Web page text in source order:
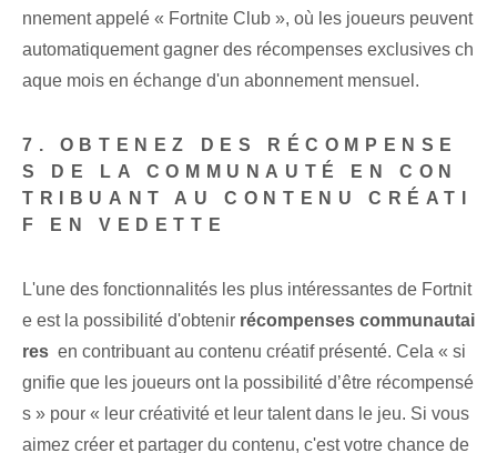
nnement appelé « Fortnite Club », où les joueurs peuvent
automatiquement gagner des récompenses exclusives ch
aque mois en échange d'un abonnement mensuel.
7. OBTENEZ DES RÉCOMPENSE
S DE LA COMMUNAUTÉ EN CON
TRIBUANT AU CONTENU CRÉATI
F EN VEDETTE
L'une des fonctionnalités les plus intéressantes de Fortnit
e est la possibilité d'obtenir récompenses communautai
res ⁤ en contribuant au contenu créatif présenté. Cela « si
gnifie que les joueurs ont la possibilité d’être récompensé
s » pour « leur créativité et leur talent​ dans le jeu. Si vous⁤
aimez créer et‌ partager du contenu, c'est⁤ votre chance de